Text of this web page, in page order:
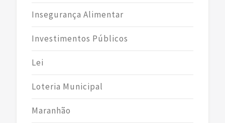
Insegurança Alimentar
Investimentos Públicos
Lei
Loteria Municipal
Maranhão